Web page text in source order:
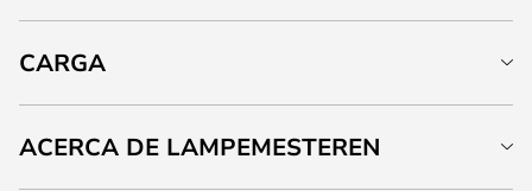
CARGA
ACERCA DE LAMPEMESTEREN